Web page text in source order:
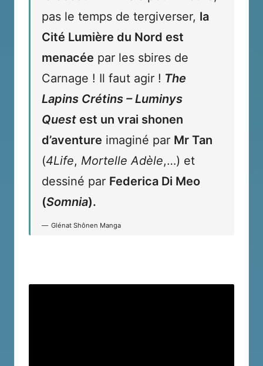
pas le temps de tergiverser, la
Cité Lumière du Nord est
menacée par les sbires de
Carnage ! Il faut agir ! The
Lapins Crétins – Luminys
Quest est un vrai shonen
d’aventure imaginé par Mr Tan
(4Life, Mortelle Adèle,…) et
dessiné par Federica Di Meo
(Somnia).
Glénat Shônen Manga